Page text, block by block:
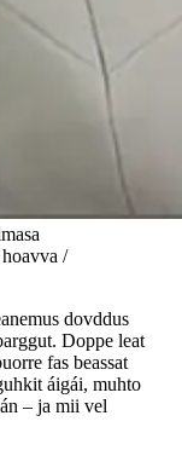
/
dovddus
Doppe leat
fas beassat
áigái, muhto
– ja mii vel